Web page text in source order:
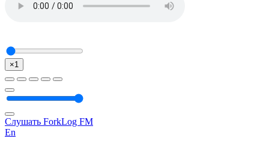
×1
Слушать ForkLog FM
En